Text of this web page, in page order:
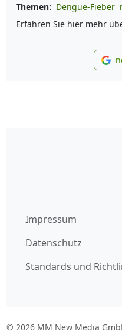
Themen: Dengue-Fieber
Erfahren Sie hier mehr
Impressum
Datenschutz
Standards und
© 2026 MM New Media